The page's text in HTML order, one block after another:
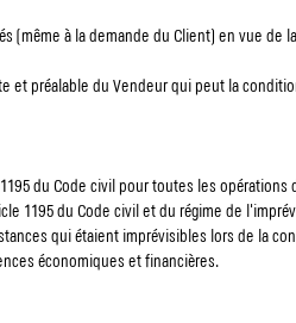
(même à la demande du Client) en vue de
et préalable du Vendeur qui peut la
du Code civil pour toutes les opérations
1195 du Code civil et du régime de
qui étaient imprévisibles lors de la
économiques et financières.